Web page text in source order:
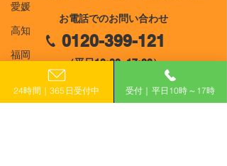
愛媛
高知
福岡
長崎
和8年度 愛媛県LED照明
導入支援事業費補助金≪
第2期≫
お電話でのお問い合わせ
0120-399-121
（平日10:00−17:00）
24時間｜365日受付中 受付｜平日10時～17時